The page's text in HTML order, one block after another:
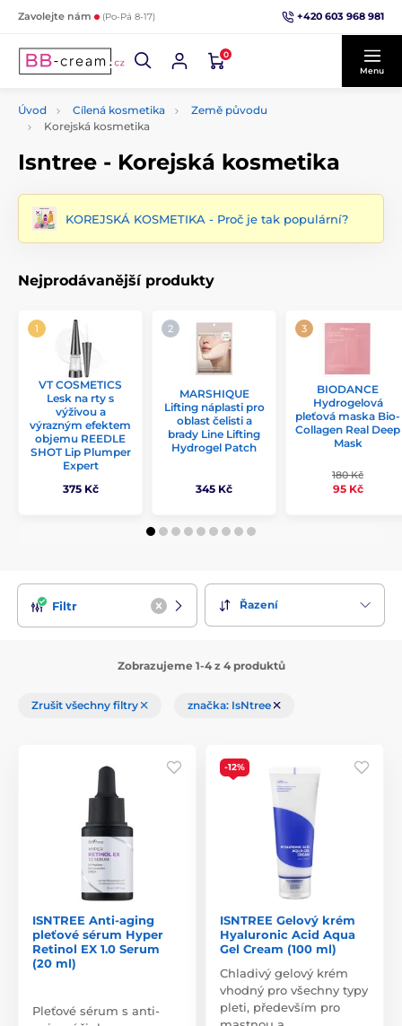
Zavolejte nám (Po-Pá 8-17) +420 603 968 981
0
Menu
Úvod Cílená kosmetika
Země původu
Korejská kosmetika
Isntree - Korejská kosmetika
KOREJSKÁ KOSMETIKA - Proč je tak populární?
Nejprodávanější produkty
VT COSMETICS
Lesk na rty s
výživou a
výrazným efektem
objemu REEDLE
SHOT Lip Plumper
Expert
375 Kč
MARSHIQUE
Lifting náplasti pro
oblast čelisti a
brady Line Lifting
Hydrogel Patch
345 Kč
BIODANCE
Hydrogelová
pleťová maska Bio-
Collagen Real Deep
Mask
180 Kč
95 Kč
Filtr Řazení
Zobrazujeme 1-4 z 4 produktů
Zrušit všechny filtry značka: IsNtree
ISNTREE Anti-aging
pleťové sérum Hyper
Retinol EX 1.0 Serum
(20 ml)
Pleťové sérum s anti-
-12%
ISNTREE Gelový krém
Hyaluronic Acid Aqua
Gel Cream (100 ml)
Chladivý gelový krém
vhodný pro všechny typy
pleti, především pro